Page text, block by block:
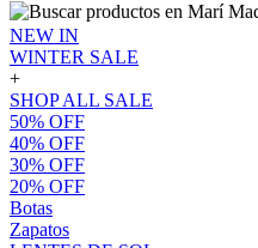
NEW IN
WINTER SALE
+
SHOP ALL SALE
50% OFF
40% OFF
30% OFF
20% OFF
Botas
Zapatos